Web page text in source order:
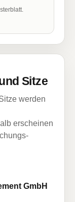
Sitze
werden
erscheinen
GmbH